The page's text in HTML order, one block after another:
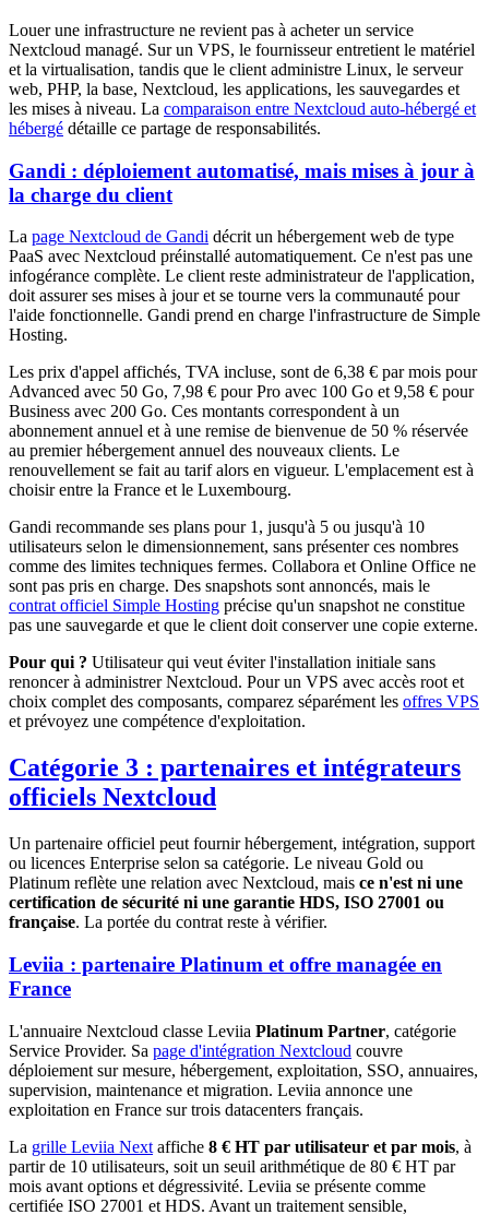
Louer une infrastructure ne revient pas à acheter un service
Nextcloud managé. Sur un VPS, le fournisseur entretient le matériel
et la virtualisation, tandis que le client administre Linux, le serveur
web, PHP, la base, Nextcloud, les applications, les sauvegardes et
les mises à niveau. La comparaison entre Nextcloud auto-hébergé et
hébergé détaille ce partage de responsabilités.
Gandi : déploiement automatisé, mais mises à jour à
la charge du client
La page Nextcloud de Gandi décrit un hébergement web de type
PaaS avec Nextcloud préinstallé automatiquement. Ce n'est pas une
infogérance complète. Le client reste administrateur de l'application,
doit assurer ses mises à jour et se tourne vers la communauté pour
l'aide fonctionnelle. Gandi prend en charge l'infrastructure de Simple
Hosting.
Les prix d'appel affichés, TVA incluse, sont de 6,38 € par mois pour
Advanced avec 50 Go, 7,98 € pour Pro avec 100 Go et 9,58 € pour
Business avec 200 Go. Ces montants correspondent à un
abonnement annuel et à une remise de bienvenue de 50 % réservée
au premier hébergement annuel des nouveaux clients. Le
renouvellement se fait au tarif alors en vigueur. L'emplacement est à
choisir entre la France et le Luxembourg.
Gandi recommande ses plans pour 1, jusqu'à 5 ou jusqu'à 10
utilisateurs selon le dimensionnement, sans présenter ces nombres
comme des limites techniques fermes. Collabora et Online Office ne
sont pas pris en charge. Des snapshots sont annoncés, mais le
contrat officiel Simple Hosting précise qu'un snapshot ne constitue
pas une sauvegarde et que le client doit conserver une copie externe.
Pour qui ? Utilisateur qui veut éviter l'installation initiale sans
renoncer à administrer Nextcloud. Pour un VPS avec accès root et
choix complet des composants, comparez séparément les offres VPS
et prévoyez une compétence d'exploitation.
Catégorie 3 : partenaires et intégrateurs
officiels Nextcloud
Un partenaire officiel peut fournir hébergement, intégration, support
ou licences Enterprise selon sa catégorie. Le niveau Gold ou
Platinum reflète une relation avec Nextcloud, mais ce n'est ni une
certification de sécurité ni une garantie HDS, ISO 27001 ou
française. La portée du contrat reste à vérifier.
Leviia : partenaire Platinum et offre managée en
France
L'annuaire Nextcloud classe Leviia Platinum Partner, catégorie
Service Provider. Sa page d'intégration Nextcloud couvre
déploiement sur mesure, hébergement, exploitation, SSO, annuaires,
supervision, maintenance et migration. Leviia annonce une
exploitation en France sur trois datacenters français.
La grille Leviia Next affiche 8 € HT par utilisateur et par mois, à
partir de 10 utilisateurs, soit un seuil arithmétique de 80 € HT par
mois avant options et dégressivité. Leviia se présente comme
certifiée ISO 27001 et HDS. Avant un traitement sensible,